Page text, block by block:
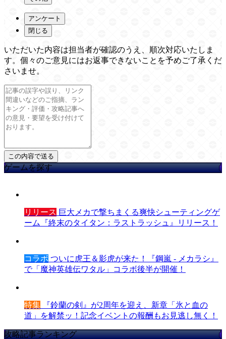
アンケート
閉じる
いただいた内容は担当者が確認のうえ、順次対応いたしま
す。個々のご意見にはお返事できないことを予めご了承くだ
さいませ。
ゲームを探す
リリース 巨大メカで撃ちまくる爽快シューティングゲ
ーム『終末のタイタン：ラストラッシュ』リリース！
コラボ ついに虎王＆影虎が来た！『鋼嵐 - メカラシ』
で「魔神英雄伝ワタル」コラボ後半が開催！
特集 『鈴蘭の剣』が2周年を迎え、新章「氷と血の
道」を解禁ッ！記念イベントの報酬もお見逃し無く！
攻略記事ランキング